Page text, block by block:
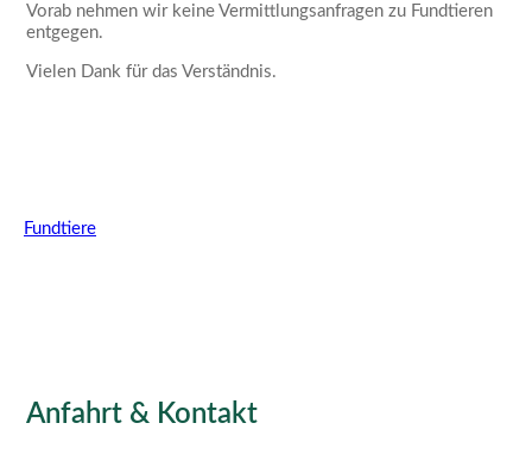
Vorab nehmen wir keine Vermittlungsanfragen zu Fundtieren
entgegen.
Vielen Dank für das Verständnis.
Fundtiere
Anfahrt & Kontakt